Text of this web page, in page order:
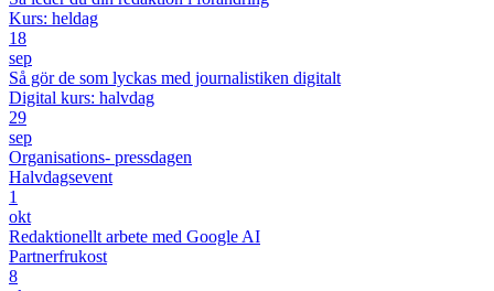
Kurs: heldag
18
sep
Så gör de som lyckas med journalistiken digitalt
Digital kurs: halvdag
29
sep
Organisations- pressdagen
Halvdagsevent
1
okt
Redaktionellt arbete med Google AI
Partnerfrukost
8